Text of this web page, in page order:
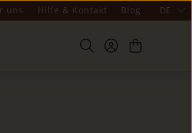
uns Hilfe & Kontakt Blog DE